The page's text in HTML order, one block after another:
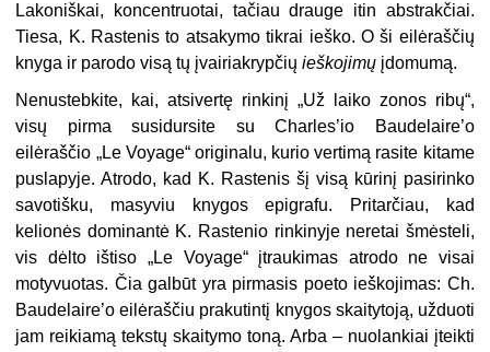
Lakoniškai, koncentruotai, tačiau drauge itin abstrakčiai.
Tiesa, K. Rastenis to atsakymo tikrai ieško. O ši eilėraščių
knyga ir parodo visą tų įvairiakrypčių ieškojimų įdo­mumą.
Nenustebkite, kai, atsivertę rinkinį „Už laiko zonos ribų“,
visų pirma susidursite su Charles’io Baudelaire’o
eilėraščio „Le Voyage“ originalu, kurio vertimą rasite kitame
puslapyje. Atrodo, kad K. Rastenis šį visą kūrinį pasirinko
savotišku, masyviu knygos epigrafu. Pritarčiau, kad
kelionės do­minantė K. Rastenio rinkinyje neretai šmėsteli,
vis dėlto ištiso „Le Voyage“ įtraukimas atrodo ne visai
motyvuo­tas. Čia galbūt yra pirmasis poeto ieškojimas: Ch.
Baudelaire’o eilėraščiu prakutintį knygos skaitytoją, užduoti
jam reikiamą tekstų skaitymo toną. Arba – nuolankiai įteikti